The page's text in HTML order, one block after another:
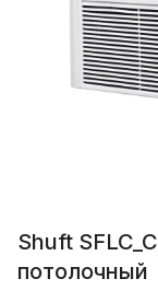
Shuft
потолочный